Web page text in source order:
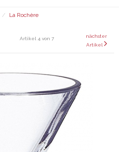
La Rochère
Artikel 4 von 7
nächster
Artikel